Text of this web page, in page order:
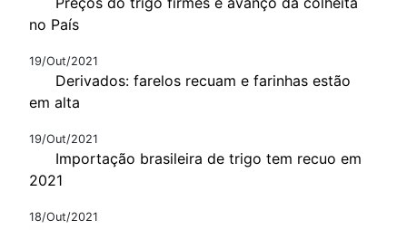
no País
19/Out/2021
Derivados: farelos recuam e farinhas estão
em alta
19/Out/2021
Importação brasileira de trigo tem recuo em
2021
18/Out/2021